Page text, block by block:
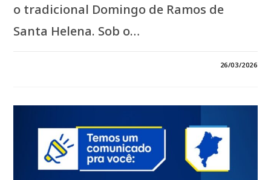
o tradicional Domingo de Ramos de
Santa Helena. Sob o…
MARÇO,
VIVE
A
ALEGRIA
DO
DOMINGO
DE
RAMOS
26/03/2026